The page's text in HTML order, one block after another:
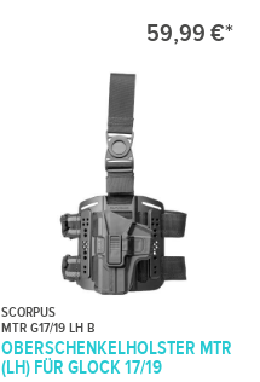
59,99 €*
SCORPUS
MTR G17/19 LH B
OBERSCHENKELHOLSTER MTR
(LH) FÜR GLOCK 17/19